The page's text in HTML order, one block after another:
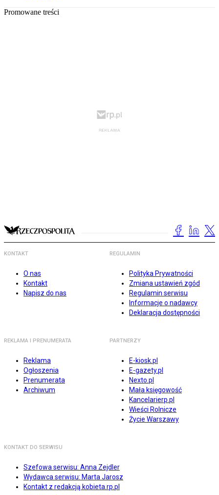
Promowane treści
KONTAKT
O nas
Kontakt
Napisz do nas
REGULAMIN
Polityka Prywatności
Zmiana ustawień zgód
Regulamin serwisu
Informacje o nadawcy
Deklaracja dostępności
REKLAMA I PRENUMERATA
Reklama
Ogłoszenia
Prenumerata
Archiwum
PARTNERZY
E-kiosk.pl
E-gazety.pl
Nexto.pl
Mała księgowość
Kancelarierp.pl
Wieści Rolnicze
Życie Warszawy
KONTAKT DO SERWISU
Szefowa serwisu: Anna Zejdler
Wydawca serwisu: Marta Jarosz
Kontakt z redakcją kobieta.rp.pl